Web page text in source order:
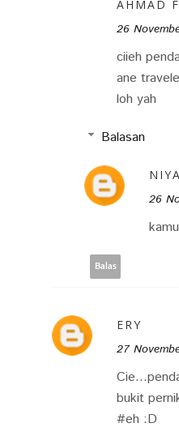
AHMAD
26
ciieh
ane
loh yah
Balasan
26
Balas
ERY
27
bukit
#eh :D